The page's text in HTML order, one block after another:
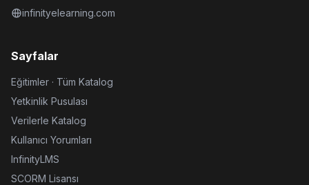
infinityelearning.com
Sayfalar
Eğitimler · Tüm Katalog
Yetkinlik Pusulası
Verilerle Katalog
Kullanıcı Yorumları
InfinityLMS
SCORM Lisansı